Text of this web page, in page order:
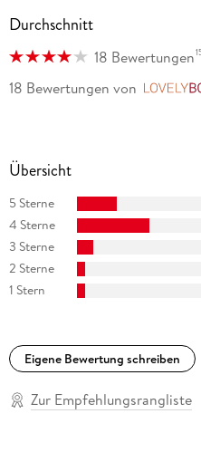
Durchschnitt
18 Bewertungen
18 Bewertungen von
Übersicht
5 Sterne
4 Sterne
3 Sterne
2 Sterne
1 Stern
Eigene Bewertung schreiben
Zur Empfehlungsrangliste